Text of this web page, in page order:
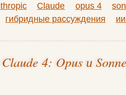
Claude opus 4
гибридные рассуждения
4: Opus и